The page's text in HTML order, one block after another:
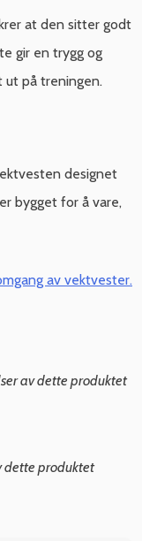
at den sitter godt
gir en trygg og
ut på treningen.
designet
bygget for å vare,
av vektvester.
av dette produktet
dette produktet